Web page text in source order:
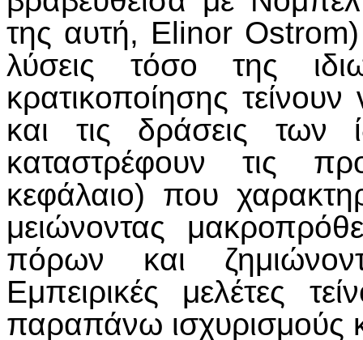
της αυτή, Elinor Ostrom)
λύσεις τόσο της
κρατικοποίησης
και τις δράσεις
καταστρέφουν τις
κεφάλαιο) που
μειώνοντας
πόρων και
Εμπειρικές μελέτες
παραπάνω ισχυρισμούς